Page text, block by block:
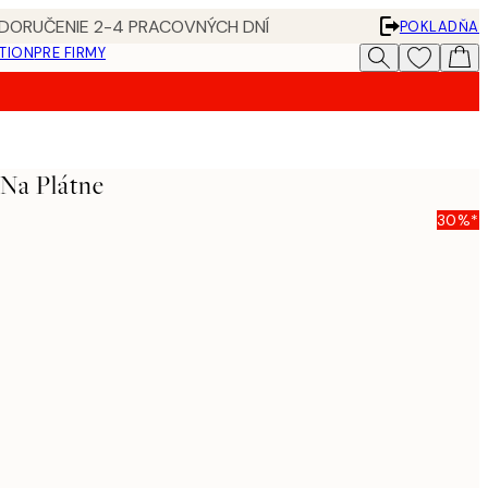
2-4 PRACOVNÝCH DNÍ
POKLADŇA
PRE FIRMY
Plátne
30%*